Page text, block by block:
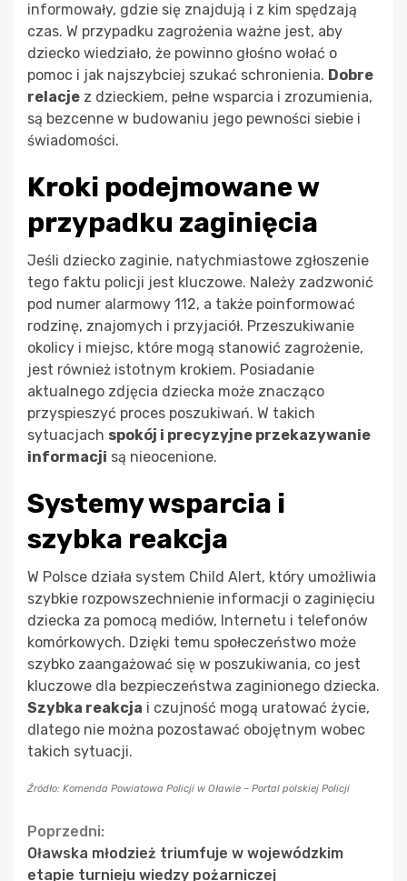
informowały, gdzie się znajdują i z kim spędzają
czas. W przypadku zagrożenia ważne jest, aby
dziecko wiedziało, że powinno głośno wołać o
pomoc i jak najszybciej szukać schronienia. Dobre
relacje z dzieckiem, pełne wsparcia i zrozumienia,
są bezcenne w budowaniu jego pewności siebie i
świadomości.
Kroki podejmowane w
przypadku zaginięcia
Jeśli dziecko zaginie, natychmiastowe zgłoszenie
tego faktu policji jest kluczowe. Należy zadzwonić
pod numer alarmowy 112, a także poinformować
rodzinę, znajomych i przyjaciół. Przeszukiwanie
okolicy i miejsc, które mogą stanowić zagrożenie,
jest również istotnym krokiem. Posiadanie
aktualnego zdjęcia dziecka może znacząco
przyspieszyć proces poszukiwań. W takich
sytuacjach spokój i precyzyjne przekazywanie
informacji są nieocenione.
Systemy wsparcia i
szybka reakcja
W Polsce działa system Child Alert, który umożliwia
szybkie rozpowszechnienie informacji o zaginięciu
dziecka za pomocą mediów, Internetu i telefonów
komórkowych. Dzięki temu społeczeństwo może
szybko zaangażować się w poszukiwania, co jest
kluczowe dla bezpieczeństwa zaginionego dziecka.
Szybka reakcja i czujność mogą uratować życie,
dlatego nie można pozostawać obojętnym wobec
takich sytuacji.
Źródło: Komenda Powiatowa Policji w Oławie – Portal polskiej Policji
Continue
Reading
Poprzedni:
Oławska młodzież triumfuje w wojewódzkim
etapie turnieju wiedzy pożarniczej